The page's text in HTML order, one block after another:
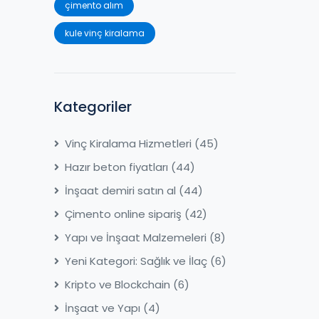
çimento alım
kule vinç kiralama
Kategoriler
Vinç Kiralama Hizmetleri (45)
Hazır beton fiyatları (44)
İnşaat demiri satın al (44)
Çimento online sipariş (42)
Yapı ve İnşaat Malzemeleri (8)
Yeni Kategori: Sağlık ve İlaç (6)
Kripto ve Blockchain (6)
İnşaat ve Yapı (4)